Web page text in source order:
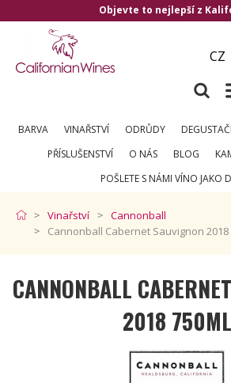
Objevte to nejlepší z
CZ
BARVA VINAŘSTVÍ ODRŮDY
PŘÍSLUŠENSTVÍ
O NÁS BLOG
POŠLETE S NÁMI VÍNO JAKO
Vinařství
Cannonball
Cannonball Cabernet Sauvignon 2018
CANNONBALL
2018 750ML